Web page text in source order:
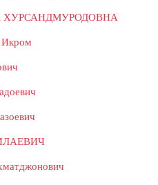
ХУРСАНДМУРОДОВНА
Икром